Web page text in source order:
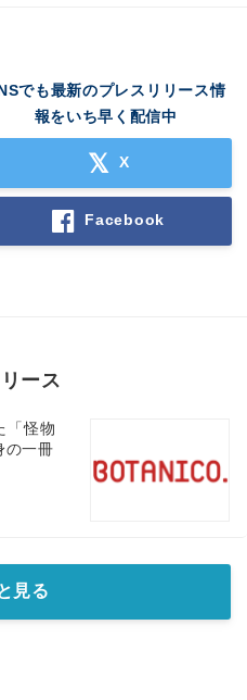
でも最新のプレスリリース情
報をいち早く配信中
X
Facebook
ース
「怪物
の一冊
見る